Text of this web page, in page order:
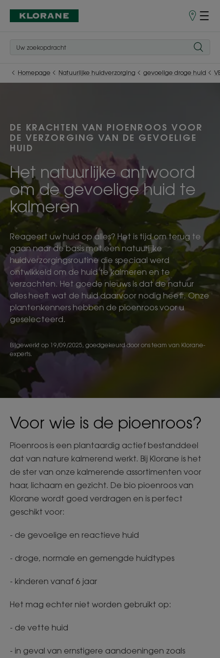
Homepage Natuurlijke huidverzorging gevoelige droge huid
DE KRACHTEN VAN PIOENROOS VOOR
DE VERZORGING VAN DE GEVOELIGE
HUID
Het natuurlijke antwoord
om de gevoelige huid te
kalmeren
Reageert uw huid op alles? Het is tijd om terug te
gaan naar de basis met een natuurlijke
huidverzorgingsroutine die speciaal werd
ontwikkeld om de huid te kalmeren en te
verzachten. Het goede nieuws is dat de natuur
alles heeft wat de huid daarvoor nodig heeft. Onze
plantenkenners hebben de pioenroos voor u
geselecteerd.
Bijgewerkt op 19/09/2025, goedgekeurd door ons team van Klorane-
experts.
Voor wie is de pioenroos?
Pioenroos is een plantaardig actief bestanddeel
dat van nature kalmerend werkt. Bij Klorane is het
de ster van onze kalmerende assortimenten voor
haar, lichaam en gezicht. De bio pioenroos van
Klorane wordt goed verdragen en is perfect
geschikt voor:
- de gevoelige en reactieve huid
- droge, normale en gemengde huidtypes
- kinderen vanaf 6 jaar
Het mag echter niet worden gebruikt op:
- de vette huid
- in geval van ernstigere aandoeningen zoals